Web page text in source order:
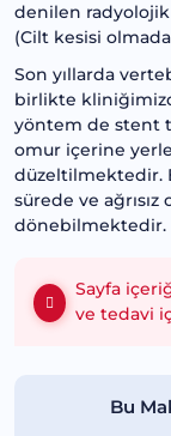
denilen
(Cilt kesisi
Son yıllarda
birlikte
yöntem de stent
omur içerine
düzeltilmektedir.
sürede ve
dönebilmektedir.
Sayfa
ve tedavi
Bu